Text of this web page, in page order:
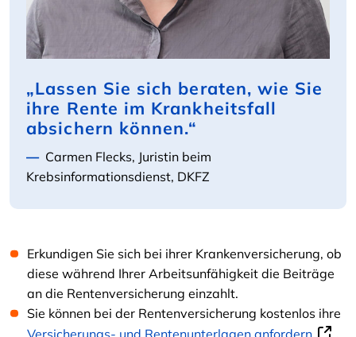
„Lassen Sie sich beraten, wie Sie
ihre Rente im Krankheitsfall
absichern können.“
Carmen Flecks, Juristin beim
Krebsinformationsdienst, DKFZ
Erkundigen Sie sich bei ihrer Krankenversicherung, ob
diese während Ihrer Arbeitsunfähigkeit die Beiträge
an die Rentenversicherung einzahlt.
Sie können bei der Rentenversicherung kostenlos ihre
Versicherungs- und Rentenunterlagen anfordern
.